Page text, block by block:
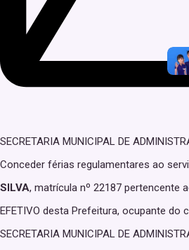
SECRETARIA MUNICIPAL DE
Conceder férias regulamentares ao
SILVA, matrícula nº 22187 pertencente
EFETIVO desta Prefeitura, ocupante do
SECRETARIA MUNICIPAL DE